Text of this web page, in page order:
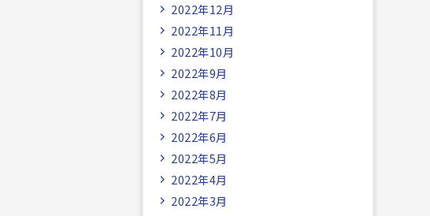
2022年12月
2022年11月
2022年10月
2022年9月
2022年8月
2022年7月
2022年6月
2022年5月
2022年4月
2022年3月